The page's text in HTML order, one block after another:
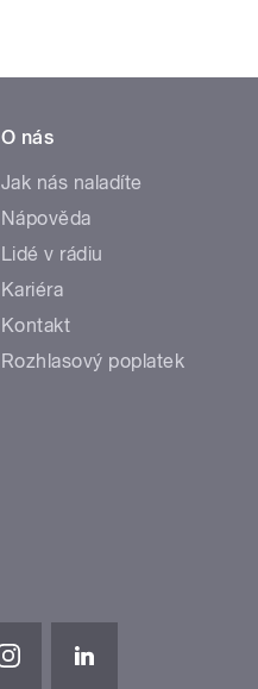
O nás
Jak nás naladíte
Nápověda
Lidé v rádiu
Kariéra
Kontakt
Rozhlasový poplatek